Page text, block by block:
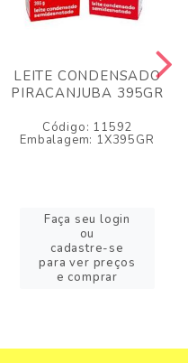
LEITE CONDENSADO
PIRACANJUBA 395GR
Código: 11592
Embalagem: 1X395GR
Faça seu login
ou
cadastre-se
para ver preços
e comprar